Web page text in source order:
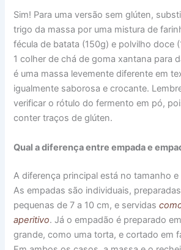
Sim! Para uma versão sem glúten,
trigo da massa por uma mistura de
fécula de batata (150g) e polvilho doce
1 colher de chá de goma xantana para
é uma massa levemente diferente em
igualmente saborosa e crocante.
verificar o rótulo do fermento em pó,
conter traços de glúten.
Qual a diferença entre empada e
A diferença principal está no tamanho
As empadas são individuais,
pequenas de 7 a 10 cm, e servidas
aperitivo. Já o empadão é preparado
grande, como uma torta, e cortado em